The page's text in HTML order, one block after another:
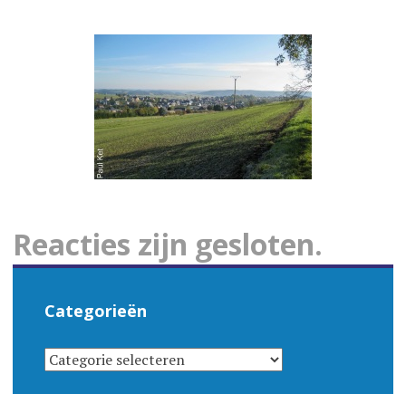
Reacties zijn gesloten.
Categorieën
CATEGORIEËN